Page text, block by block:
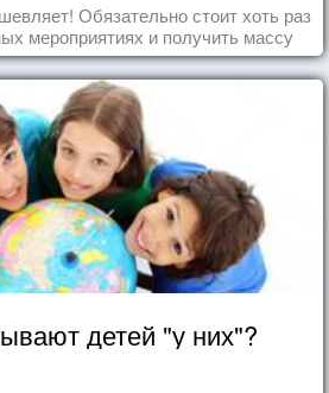
Обязательно стоит хоть раз
мероприятиях и получить массу
впечатлений!
детей "у них"?